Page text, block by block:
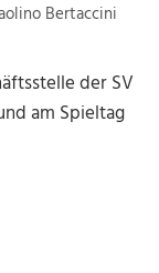
Bertaccini
der SV
am Spieltag